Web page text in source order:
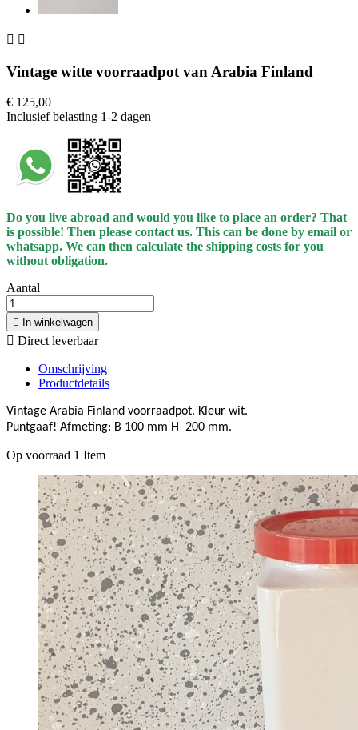
 
Vintage witte voorraadpot van Arabia Finland
€ 125,00
Inclusief belasting 1-2 dagen
Do you live abroad and would you like to place an order? That
is possible! Then please contact us. This can be done by email or
whatsapp. We can then calculate the shipping costs for you
without obligation.
Aantal
 In winkelwagen
 Direct leverbaar
Omschrijving
Productdetails
Vintage Arabia Finland voorraadpot. Kleur wit.
Puntgaaf! Afmeting: B 100 mm H 200 mm.
Op voorraad 1 Item